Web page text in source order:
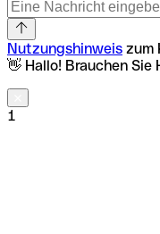
Nutzungshinweis zum
👋 Hallo! Brauchen Sie
1